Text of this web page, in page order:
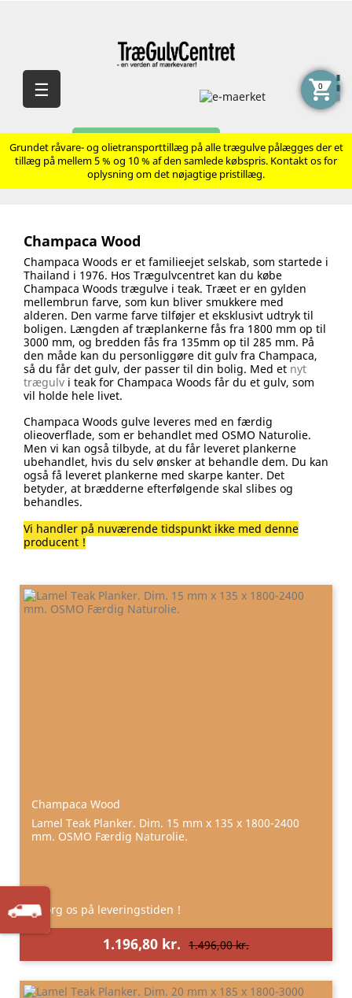
AVANCERET SØGNING
shopping_cart
0
Skift
navigation
☰
Grundet råvare- og olietransporttillæg på alle trægulve pålægges der et
tillæg på mellem 5 % og 10 % af den samlede købspris. Kontakt os for
oplysning om det nøjagtige pristillæg.
Champaca Wood
Champaca Woods er et familieejet selskab, som startede i
Thailand i 1976. Hos Trægulvcentret kan du købe
Champaca Woods trægulve i teak. Træet er en gylden
mellembrun farve, som kun bliver smukkere med
alderen. Den varme farve tilføjer et eksklusivt udtryk til
boligen. Længden af træplankerne fås fra 1800 mm op til
3000 mm, og bredden fås fra 135mm op til 285 mm. På
den måde kan du personliggøre dit gulv fra Champaca,
så du får det gulv, der passer til din bolig. Med et nyt
trægulv i teak for Champaca Woods får du et gulv, som
vil holde hele livet.
Champaca Woods gulve leveres med en færdig
olieoverflade, som er behandlet med OSMO Naturolie.
Men vi kan også tilbyde, at du får leveret plankerne
ubehandlet, hvis du selv ønsker at behandle dem. Du kan
også få leveret plankerne med skarpe kanter. Det
betyder, at brædderne efterfølgende skal slibes og
behandles.
Vi handler på nuværende tidspunkt ikke med denne
producent !
Champaca Wood
Lamel Teak Planker. Dim. 15 mm x 135 x 1800-2400
mm. OSMO Færdig Naturolie.
Spørg os på leveringstiden !
1.196,80 kr. 1.496,00 kr.